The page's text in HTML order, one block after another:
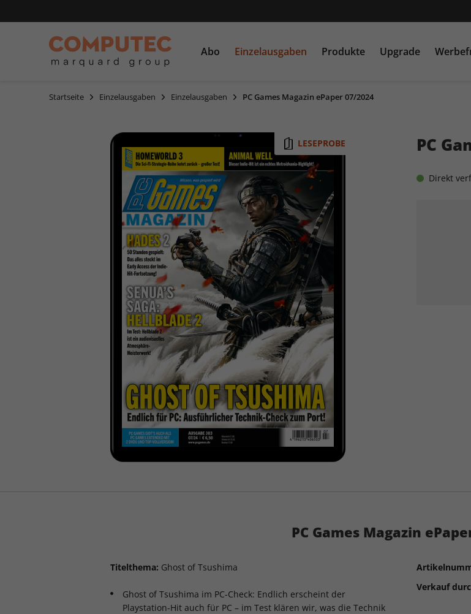
Abo
LinuxUser
Einzelausgaben Produkte Upgrade
Startseite Einzelausgaben Einzelausgaben PC Games Magazin ePaper 07/2024
LESEPROBE PC
Direkt
PC Games Magazin
Titelthema: Ghost of Tsushima
Ghost of Tsushima im PC-Check: Endlich erscheint der
Playstation-Hit auch für PC – im Test klären wir, was die Technik
Verkauf